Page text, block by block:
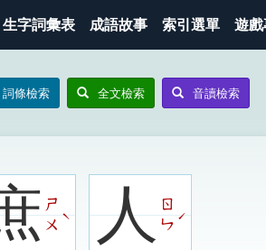
生字詞彙表 成語故事 索引選單 遊
詞條檢索 全文檢索 音讀檢索
ㄕ
ㄨ
ˋ 人ㄖ
ㄣ
ˊ